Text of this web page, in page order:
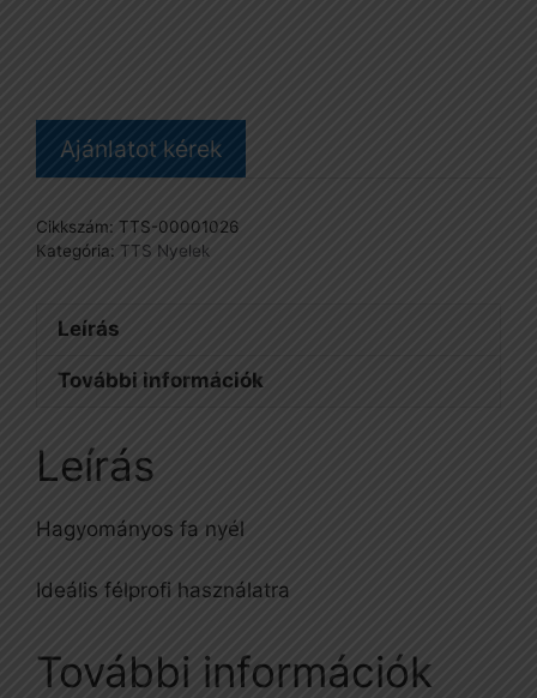
mennyiség
Ajánlatot kérek
Cikkszám: TTS-00001026
Kategória: TTS Nyelek
Leírás
További információk
Leírás
Hagyományos fa nyél
Ideális félprofi használatra
További információk